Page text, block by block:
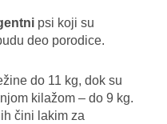
psi koji su
deo porodice.
do 11 kg, dok su
kilažom – do 9 kg.
čini lakim za